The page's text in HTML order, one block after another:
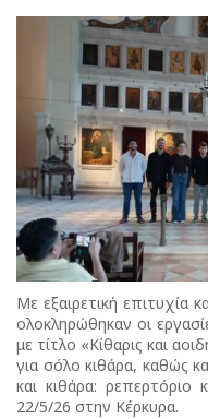
Με εξαιρετική επιτυχία
ολοκληρώθηκαν οι
με τίτλο «Κίθαρις και
για σόλο κιθάρα, καθώς
και κιθάρα:
22/5/26 στην Κέρκυρα.